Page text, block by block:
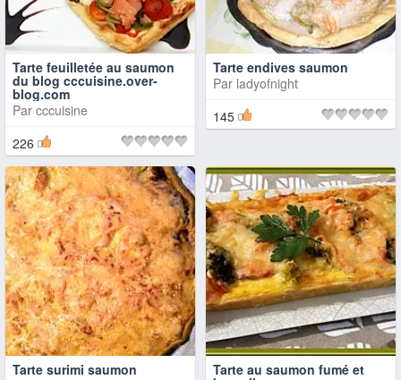
Tarte feuilletée au saumon
du blog cccuisine.over-
blog.com
Par cccuisine
226
Tarte endives saumon
Par ladyofnight
145
Tarte surimi saumon
Tarte au saumon fumé et